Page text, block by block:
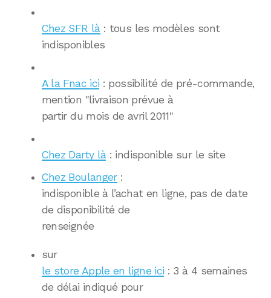
Chez SFR là : tous les modèles sont
indisponibles
A la Fnac ici : possibilité de pré-commande,
mention "livraison prévue à
partir du mois de avril 2011"
Chez Darty là : indisponible sur le site
Chez Boulanger:
indisponible à l’achat en ligne, pas de date
de disponibilité de
renseignée
sur
le store Apple en ligne ici : 3 à 4 semaines
de délai indiqué pour